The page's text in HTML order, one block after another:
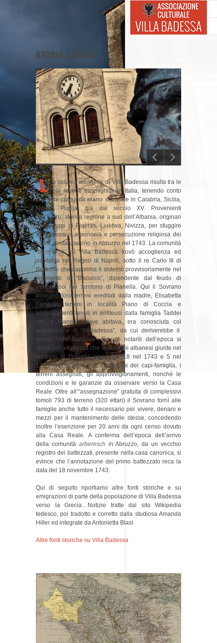
STORIA-LINGUA
L
a colonia albanese di Villa Badessa risulta tra le
più recenti trasmigrata in Italia, tenendo conto
che altre comunità erano stanziate in Calabria, Sicilia,
Molise, Puglia, già dal secolo XV. Provenienti
dall’Epiro, storica regione a sud dell’Albania, originari
dei villaggi di Piqèras, Ljukòva, Nivizza, per sfuggire
all’oppressiva egemonia e persecuzione religiosa dei
turchi, si stanziarono in Abruzzo nel 1743. La comunità
”arberesch”di Villa Badessa trovò accoglienza ed
ospitalità nel Regno di Napoli, sotto il re Carlo III di
Borbone che dapprima li sistemò provvisoriamente nel
tenimento di “Bacucco”, dipendente dal feudo di
Penne, poi nel territorio di Pianella. Qui il Sovrano
assegnò loro terreni ereditati dalla madre, Elisabetta
Farnese, terreni in località Piano di Coccia e
appezzamenti tenuti in enfiteusi dalla famiglia Taddei
che a Pianella, dove abitava, era conosciuta col
soprannome di “Abbadessa”, da cui deriverebbe il
nome ”Villa Badessa”. Da atti notarili dell’epoca si
rileva con esattezza che le famiglie albanesi giunte nel
territorio di Pianella erano 23 (18 nel 1743 e 5 nel
1748) di cui sono noti i cognomi dei capi-famiglia, i
terreni assegnati, gli approvvigionamenti, nonché le
condizioni e le garanzie da osservare verso la Casa
Reale. Oltre all’“assegnazione” gratuita di complessivi
tomoli 793 di terreno (320 ettari) il Sovrano fornì alle
famiglie anche tutto il necessario per vivere, denaro e
mezzi per il mantenimento delle stesse, concedendo
inoltre l’esenzione per 20 anni da ogni censo dovuto
alla Casa Reale. A conferma dell’epoca dell’arrivo
della comunità arberesch in Abruzzo, da un vecchio
registro dei battezzati, presente nella casa canonica, si
evince che l’annotazione del primo battezzato reca la
data del 18 novembre 1743.
Qui di seguito riportiamo altre fonti storiche e su
emigrazioni di parte della popolazione di Villa Badessa
verso la Grecia…Notizie tratte dal sito Wikipedia
tedesco, poi tradotto e corretto dalla studiosa Amanda
Hiller ed integrate da Antonietta Blasi.
Altre fonti storiche su Villa Badessa